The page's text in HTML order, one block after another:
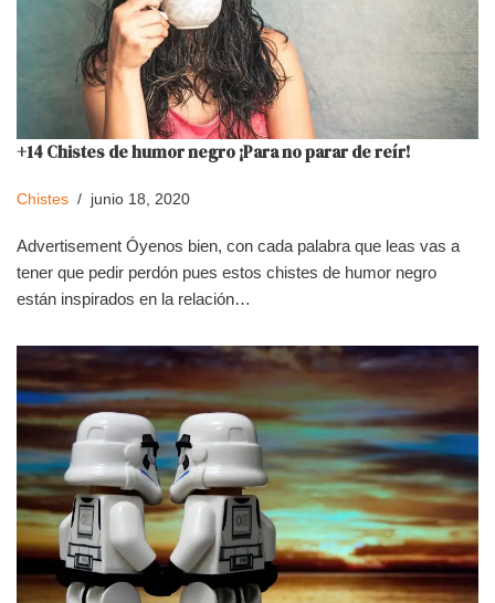
+14 Chistes de humor negro ¡Para no parar de reír!
Chistes junio 18, 2020
Advertisement Óyenos bien, con cada palabra que leas vas a
tener que pedir perdón pues estos chistes de humor negro
están inspirados en la relación…